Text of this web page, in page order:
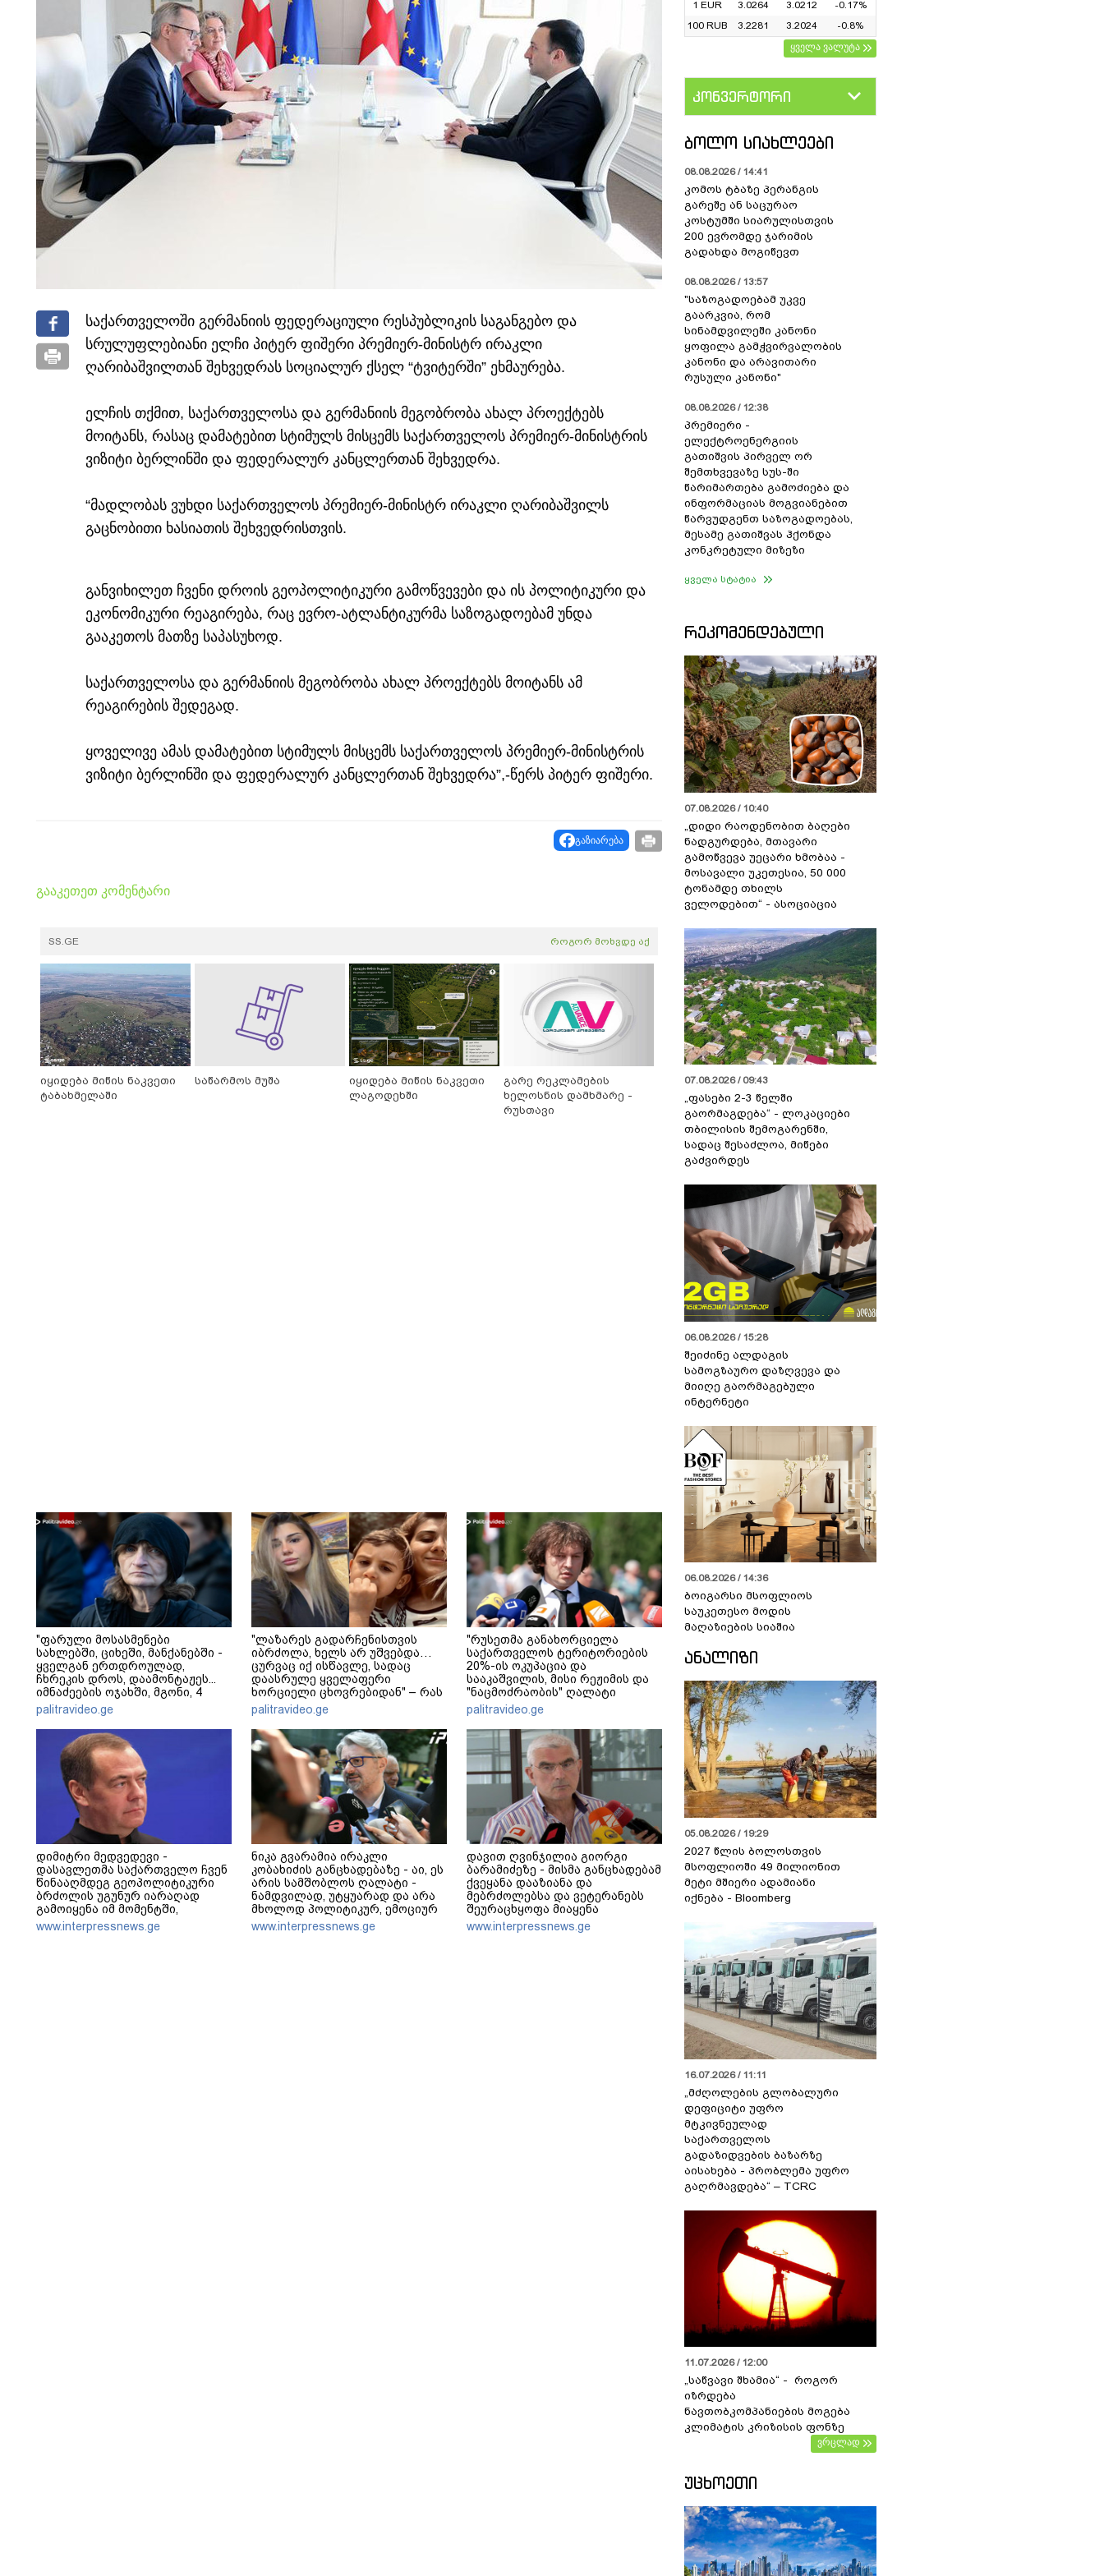
საქართველოში გერმანიის ფედერაციული რესპუბლიკის საგანგებო და
სრულუფლებიანი ელჩი პიტერ ფიშერი პრემიერ-მინისტრ ირაკლი
ღარიბაშვილთან შეხვედრას სოციალურ ქსელ “ტვიტერში” ეხმაურება.
ელჩის თქმით, საქართველოსა და გერმანიის მეგობრობა ახალ პროექტებს
მოიტანს, რასაც დამატებით სტიმულს მისცემს საქართველოს პრემიერ-მინისტრის
ვიზიტი ბერლინში და ფედერალურ კანცლერთან შეხვედრა.
“მადლობას ვუხდი საქართველოს პრემიერ-მინისტრ ირაკლი ღარიბაშვილს
გაცნობითი ხასიათის შეხვედრისთვის.
განვიხილეთ ჩვენი დროის გეოპოლიტიკური გამოწვევები და ის პოლიტიკური და
ეკონომიკური რეაგირება, რაც ევრო-ატლანტიკურმა საზოგადოებამ უნდა
გააკეთოს მათზე საპასუხოდ.
საქართველოსა და გერმანიის მეგობრობა ახალ პროექტებს მოიტანს ამ
რეაგირების შედეგად.
ყოველივე ამას დამატებით სტიმულს მისცემს საქართველოს პრემიერ-მინისტრის
ვიზიტი ბერლინში და ფედერალურ კანცლერთან შეხვედრა”,-წერს პიტერ ფიშერი.
გაზიარება
გააკეთეთ კომენტარი
SS.GE როგორ მოხვდე აქ
იყიდება მიწის ნაკვეთი
ტაბახმელაში
საწარმოს მუშა
იყიდება მიწის ნაკვეთი
ლაგოდეხში
გარე რეკლამების
ხელოსნის დამხმარე -
რუსთავი
"ფარული მოსასმენები
სახლებში, ციხეში, მანქანებში -
ყველგან ერთდროულად,
ჩხრეკის დროს, დაამონტაჟეს...
იმნაძეების ოჯახში, მგონი, 4
მოსასმენი იყო..." - ეკა კუპატაძე
palitravideo.ge
"ლაზარეს გადარჩენისთვის
იბრძოლა, ხელს არ უშვებდა…
ცურვაც იქ ისწავლე, სადაც
დაასრულე ყველაფერი
ხორციელი ცხოვრებიდან" – რას
წერს ხობში დაღუპული დედა-
შვილის ახლობელი?
palitravideo.ge
"რუსეთმა განახორციელა
საქართველოს ტერიტორიების
20%-ის ოკუპაცია და
სააკაშვილის, მისი რეჟიმის და
"ნაცმოძრაობის" ღალატი
ვერანაირად ვერ გადაფარავს
ამ დანაშაულს" - ირაკლი
კობახიძე
palitravideo.ge
დიმიტრი მედვედევი -
დასავლეთმა საქართველო ჩვენ
წინააღმდეგ გეოპოლიტიკური
ბრძოლის უგუნურ იარაღად
გამოიყენა იმ მომენტში,
როდესაც ეს მისთვის
ხელსაყრელი იყო
www.interpressnews.ge
ნიკა გვარამია ირაკლი
კობახიძის განცხადებაზე - აი, ეს
არის სამშობლოს ღალატი -
ნამდვილად, უტყუარად და არა
მხოლოდ პოლიტიკურ, ემოციურ
განზომილებებში, არამედ
სამართლებრივადაც
www.interpressnews.ge
დავით ღვინჯილია გიორგი
ბარამიძეზე - მისმა განცხადებამ
ქვეყანა დააზიანა და
მებრძოლებსა და ვეტერანებს
შეურაცხყოფა მიაყენა
www.interpressnews.ge
1 EUR
3.0264 3.0212
-0.17%
100 RUB
3.2281 3.2024
-0.8%
ყველა ვალუტა
კონვერტორი
ᲑᲝᲚᲝ ᲡᲘᲐᲮᲚᲔᲔᲑᲘ
08.08.2026 / 14:41
კომოს ტბაზე პერანგის
გარეშე ან საცურაო
კოსტუმში სიარულისთვის
200 ევრომდე ჯარიმის
გადახდა მოგიწევთ
08.08.2026 / 13:57
"საზოგადოებამ უკვე
გაარკვია, რომ
სინამდვილეში კანონი
ყოფილა გამჭვირვალობის
კანონი და არავითარი
რუსული კანონი"
08.08.2026 / 12:38
პრემიერი -
ელექტროენერგიის
გათიშვის პირველ ორ
შემთხვევაზე სუს-ში
წარიმართება გამოძიება და
ინფორმაციას მოგვიანებით
წარვუდგენთ საზოგადოებას,
მესამე გათიშვას ჰქონდა
კონკრეტული მიზეზი
ყველა სტატია
ᲠᲔᲙᲝᲛᲔᲜᲓᲔᲑᲣᲚᲘ
07.08.2026 / 10:40
„დიდი რაოდენობით ბაღები
ნადგურდება, მთავარი
გამოწვევა უეცარი ხმობაა -
მოსავალი უკეთესია, 50 000
ტონამდე თხილს
ველოდებით“ - ასოციაცია
07.08.2026 / 09:43
„ფასები 2-3 წელში
გაორმაგდება“ - ლოკაციები
თბილისის შემოგარენში,
სადაც შესაძლოა, მიწები
გაძვირდეს
06.08.2026 / 15:28
შეიძინე ალდაგის
სამოგზაურო დაზღვევა და
მიიღე გაორმაგებული
ინტერნეტი
06.08.2026 / 14:36
ბოიგარსი მსოფლიოს
საუკეთესო მოდის
მაღაზიების სიაშია
ᲐᲜᲐᲚᲘᲖᲘ
05.08.2026 / 19:29
2027 წლის ბოლოსთვის
მსოფლიოში 49 მილიონით
მეტი მშიერი ადამიანი
იქნება - Bloomberg
16.07.2026 / 11:11
„მძღოლების გლობალური
დეფიციტი უფრო
მტკივნეულად
საქართველოს
გადაზიდვების ბაზარზე
აისახება - პრობლემა უფრო
გაღრმავდება“ – TCRC
11.07.2026 / 12:00
„საწვავი შხამია“ - როგორ
იზრდება
ნავთობკომპანიების მოგება
კლიმატის კრიზისის ფონზე
ვრცლად
ᲣᲪᲮᲝᲔᲗᲘ